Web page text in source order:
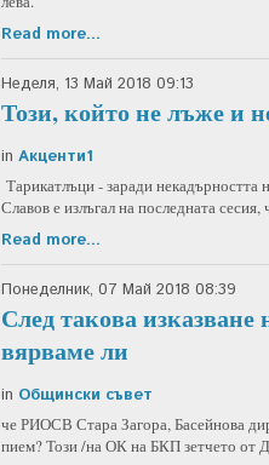
Read more...
Неделя, 13 Май 2018 09:13
Този, който не лъже и
in Акценти1
Тарикатлъци - заради
Славов е излъгал на последната сесия,
Read more...
Понеделник, 07 Май 2018 08:39
След такова
вярваме ли
in Общински съвет
че РИОСВ Стара Загора, Басейнова
пием? Този /на ОК на БКП зетчето от